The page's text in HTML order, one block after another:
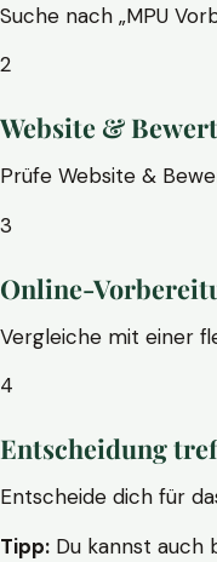
Suche nach „MPU
2
Website &
Prüfe Website &
3
Online-
Vergleiche mit einer
4
Entscheidung
Entscheide dich für
Tipp: Du kannst auch